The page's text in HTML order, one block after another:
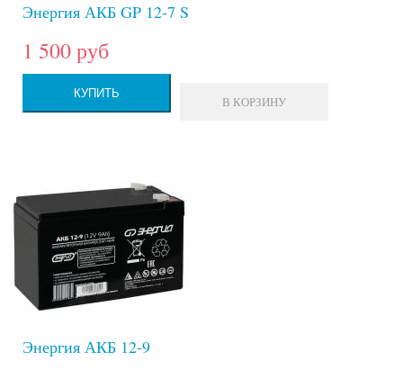
Энергия АКБ GP 12-7 S
1 500 руб
КУПИТЬ
В КОРЗИНУ
Энергия АКБ 12-9